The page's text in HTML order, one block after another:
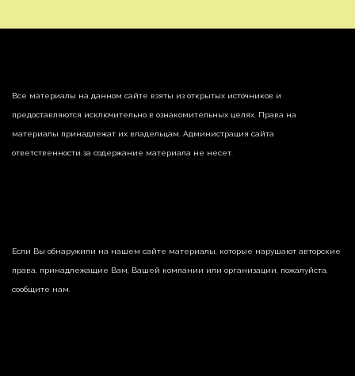
Все материалы на данном сайте взяты из открытых источников и
предоставляются исключительно в ознакомительных целях. Права на
материалы принадлежат их владельцам. Администрация сайта
ответственности за содержание материала не несет.
Если Вы обнаружили на нашем сайте материалы, которые нарушают авторские
права, принадлежащие Вам, Вашей компании или организации, пожалуйста,
сообщите нам.